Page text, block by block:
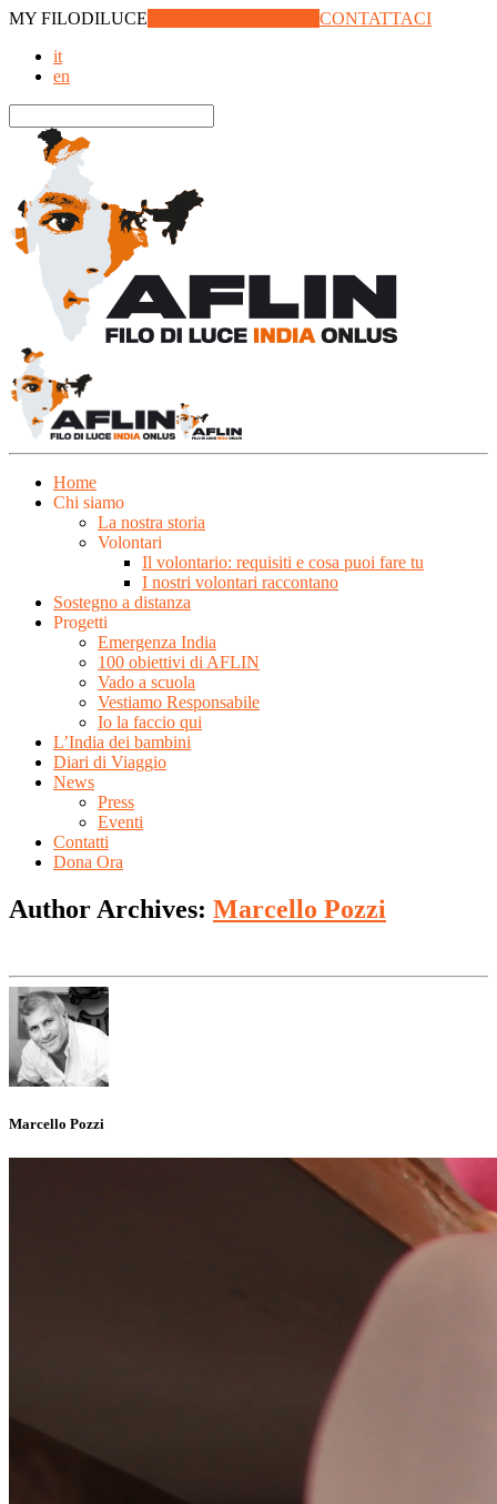
MY FILODILUCE
CONTATTACI
it
en
Home
Chi siamo
La nostra storia
Volontari
Il volontario: requisiti e cosa puoi fare tu
I nostri volontari raccontano
Sostegno a distanza
Progetti
Emergenza India
100 obiettivi di AFLIN
Vado a scuola
Vestiamo Responsabile
Io la faccio qui
L’India dei bambini
Diari di Viaggio
News
Press
Eventi
Contatti
Dona Ora
Author Archives: Marcello Pozzi
Marcello Pozzi